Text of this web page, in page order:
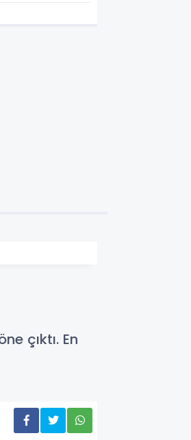
çıktı. En